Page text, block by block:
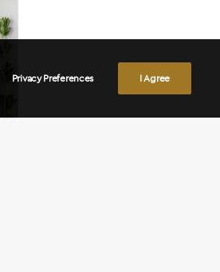
Privacy Preferences I Agree